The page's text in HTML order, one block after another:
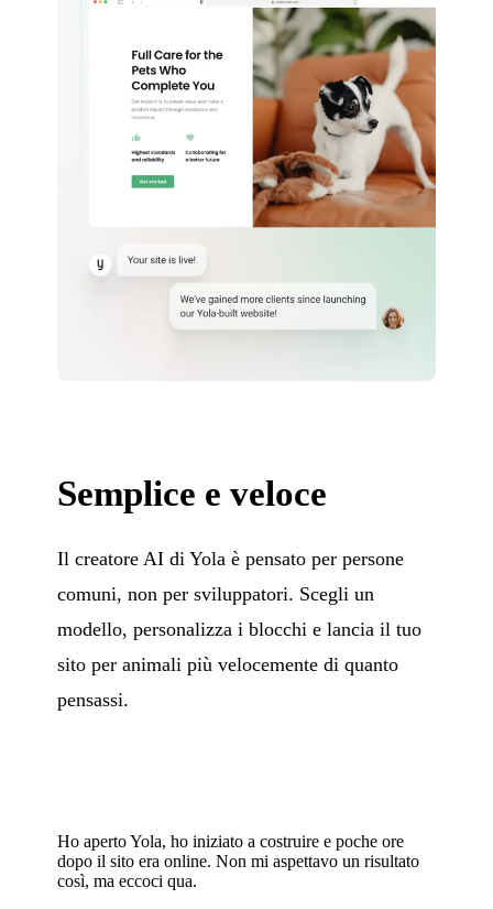
Semplice e veloce
Il creatore AI di Yola è pensato per persone
comuni, non per sviluppatori. Scegli un
modello, personalizza i blocchi e lancia il tuo
sito per animali più velocemente di quanto
pensassi.
Ho aperto Yola, ho iniziato a costruire e poche ore
dopo il sito era online. Non mi aspettavo un risultato
così, ma eccoci qua.